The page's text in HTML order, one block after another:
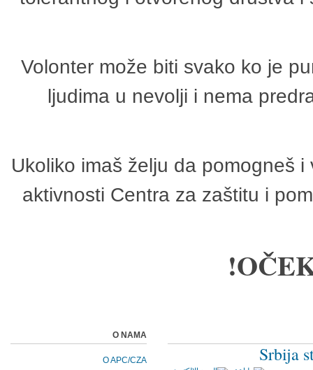
Volonter može biti svako ko je
ljudima u nevolji i nema
Ukoliko imaš želju da pomogneš
aktivnosti Centra za zaštitu i
Srbija
O NAMA
O APC/CZA